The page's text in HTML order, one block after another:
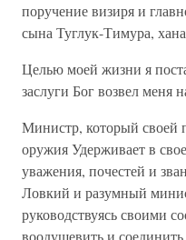
поручение визиря и
сына Туглук-Тимура,
Целью моей жизни я
заслуги Бог возвел меня
Министр, который
оружия Удерживает в
уважения, почестей и
Ловкий и разумный
руководствуясь своими
воодушевить и